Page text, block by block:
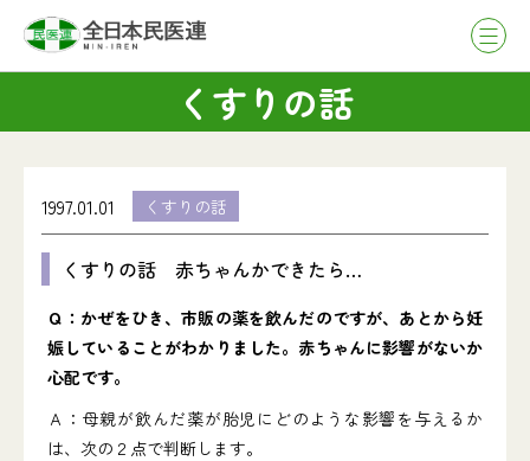
くすりの話
1997.01.01 くすりの話
くすりの話 赤ちゃんかできたら…
Ｑ：かぜをひき、市販の薬を飲んだのですが、あとから妊
娠していることがわかりました。赤ちゃんに影響がないか
心配です。
Ａ：母親が飲んだ薬が胎児にどのような影響を与えるか
は、次の２点で判断します。